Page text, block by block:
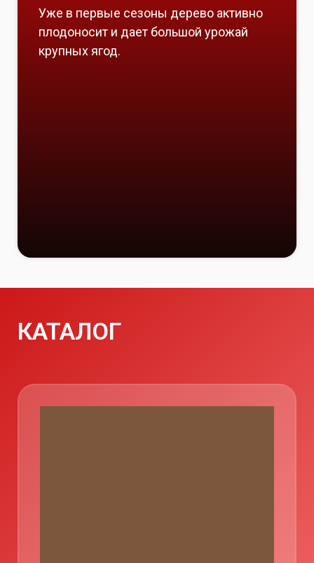
Уже в первые сезоны дерево активно
плодоносит и дает большой урожай
крупных ягод.
КАТАЛОГ